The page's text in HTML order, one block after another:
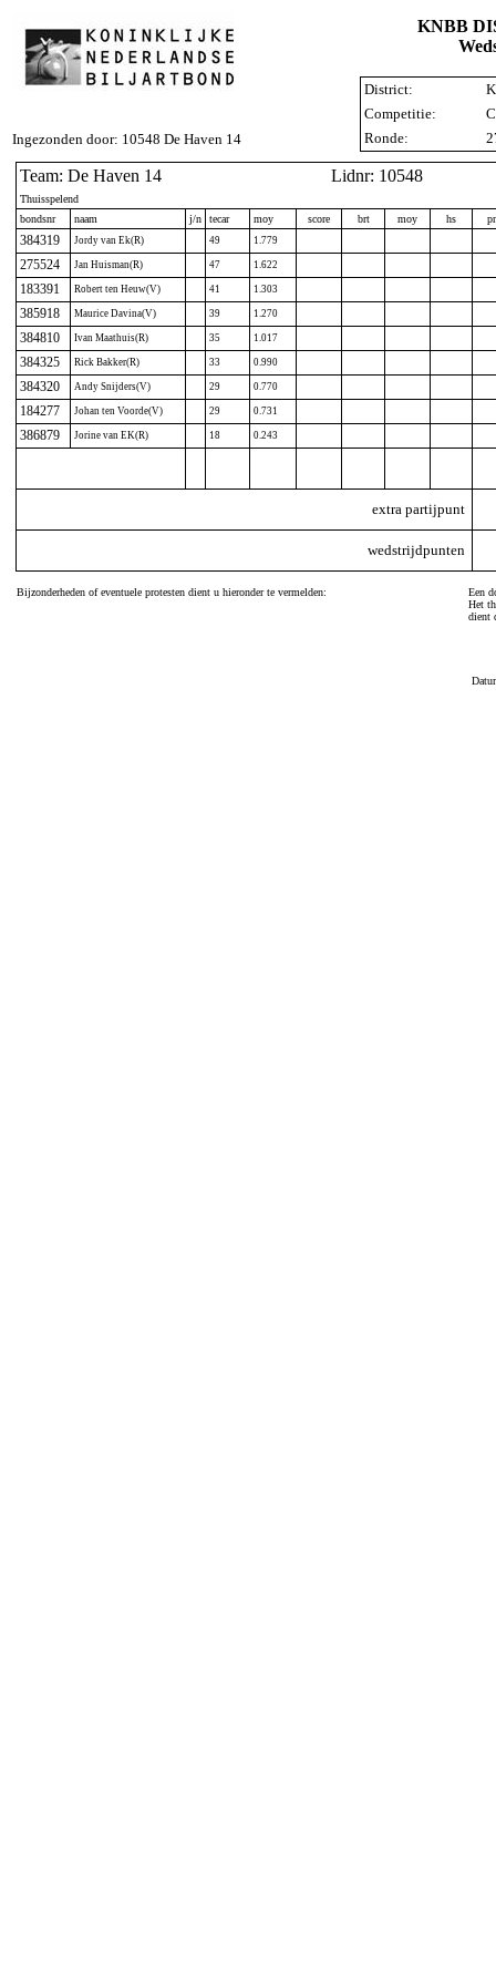
Ingezonden door: 10548 De Haven 14
KNBB
District:
Competitie:
Ronde:
Team: De Haven 14 Lidnr: 10548
Thuisspelend
bondsnr
naam j/n tecar moy score brt moy hs
384319 Jordy van Ek(R) 49 1.779
275524 Jan Huisman(R) 47 1.622
183391 Robert ten Heuw(V) 41 1.303
385918 Maurice Davina(V) 39 1.270
384810 Ivan Maathuis(R) 35 1.017
384325 Rick Bakker(R) 33 0.990
384320 Andy Snijders(V) 29 0.770
184277 Johan ten Voorde(V) 29 0.731
386879 Jorine van EK(R) 18 0.243
extra partijpunt
wedstrijdpunten
Bijzonderheden of eventuele protesten dient u hieronder te vermelden:
Een
Het
dient